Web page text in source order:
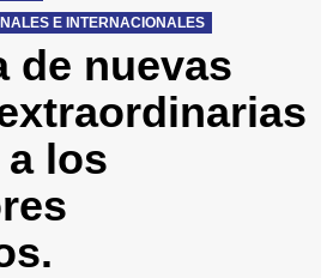
E INTERNACIONALES
de nuevas
los